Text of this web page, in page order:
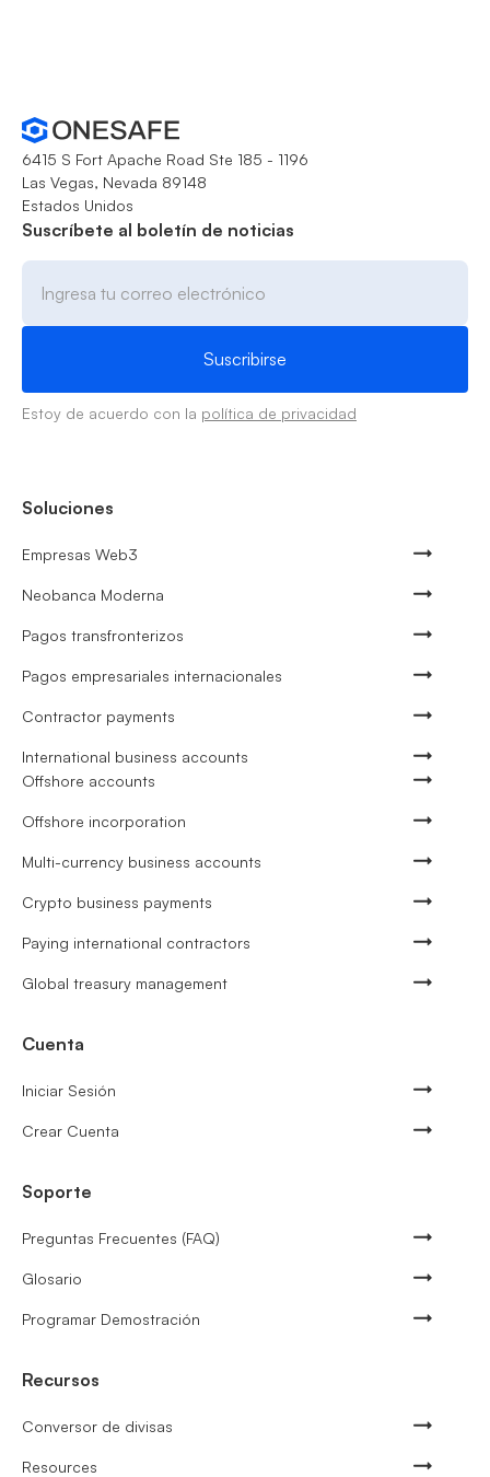
6415 S Fort Apache Road Ste 185 - 1196
Las Vegas, Nevada 89148
Estados Unidos
Suscríbete al boletín de noticias
Estoy de acuerdo con la política de privacidad
Soluciones
Empresas Web3
Neobanca Moderna
Pagos transfronterizos
Pagos empresariales internacionales
Contractor payments
International business accounts
Offshore accounts
Offshore incorporation
Multi-currency business accounts
Crypto business payments
Paying international contractors
Global treasury management
Cuenta
Iniciar Sesión
Crear Cuenta
Soporte
Preguntas Frecuentes (FAQ)
Glosario
Programar Demostración
Recursos
Conversor de divisas
Resources